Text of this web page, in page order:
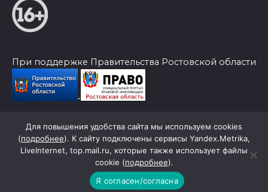
При поддержке Правительства Ростовской области
© 2026 Слава Труду
Для повышения удобства сайта мы используем cookies
(подробнее). К сайту подключены сервисы Yandex.Metrika,
LiveInternet, top.mail.ru, которые также использует файлы
cookie (подробнее).
Я согласен/согласна